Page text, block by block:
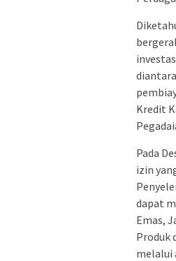
Kredit
Pada
izin
dapat
Emas,
Produk
melalui